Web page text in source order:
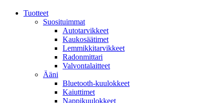
Tuotteet
Suosituimmat
Autotarvikkeet
Kaukosäätimet
Lemmikkitarvikkeet
Radonmittari
Valvontalaitteet
Ääni
Bluetooth-kuulokkeet
Kaiuttimet
Nappikuulokkeet